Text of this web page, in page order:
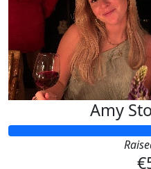
Amy